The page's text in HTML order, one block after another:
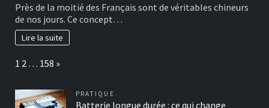
Près de la moitié des Français sont de véritables chineurs
de nos jours. Ce concept…
Lire la suite
Page:
1 2 … 158 Next
»
PRATIQUE
Batterie longue durée : ce qui change